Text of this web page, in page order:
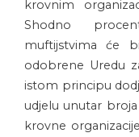
krovnim
Shodno
muftijstvima će
odobrene Uredu
istom principu
udjelu unutar
krovne